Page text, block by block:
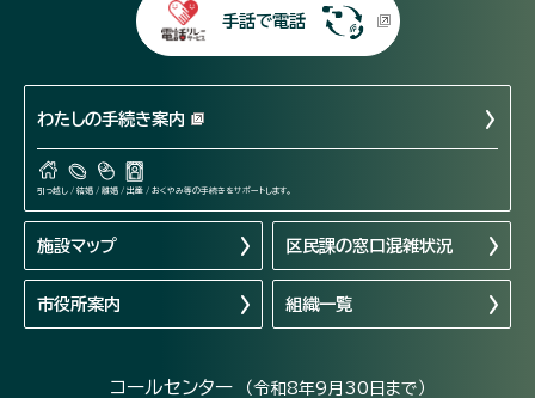
手話で電話
わたしの手続き案内
引っ越し / 結婚 / 離婚 / 出産 / おくやみ等の手続きをサポートします。
施設マップ 区民課の窓口混雑状況
市役所案内 組織一覧
コールセンター （令和8年9月30日まで）